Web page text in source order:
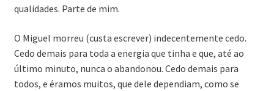
qualidades. Parte de mim.
O Miguel morreu (custa escrever) indecentemente cedo.
Cedo demais para toda a energia que tinha e que, até ao
último minuto, nunca o abandonou. Cedo demais para
todos, e éramos muitos, que dele dependiam, como se